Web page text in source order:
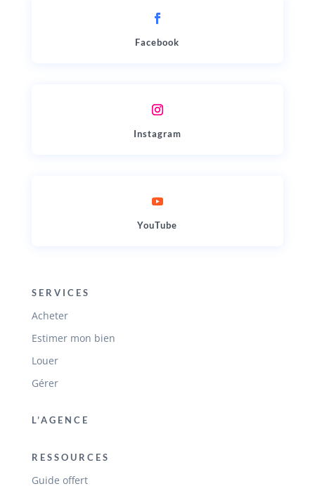
Facebook
Instagram
YouTube
SERVICES
Acheter
Estimer mon bien
Louer
Gérer
L’AGENCE
RESSOURCES
Guide offert